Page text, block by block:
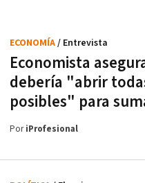
Economista
debería "abrir
posibles" para
ECONOMÍA/ Entrevista
PoriProfesional